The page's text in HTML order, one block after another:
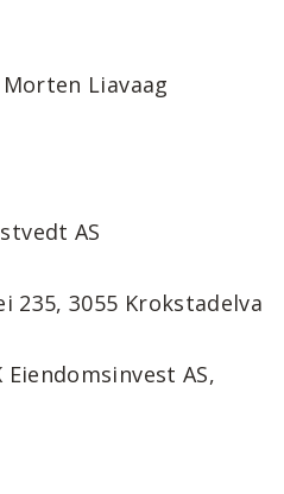
Liavaag
AS
235, 3055 Krokstadelva
AS,